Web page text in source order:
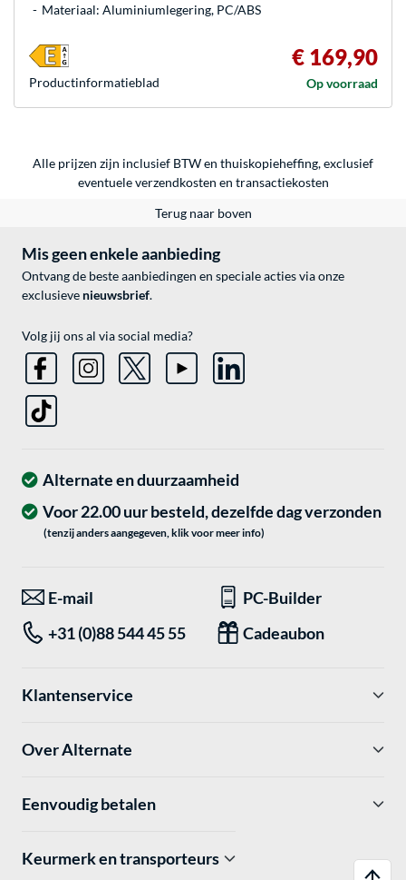
Materiaal: Aluminiumlegering, PC/ABS
€ 169,90
Op voorraad
Product­informatieblad
Alle prijzen zijn inclusief BTW en thuiskopieheffing, exclusief
eventueleverzendkosten en transactiekosten
Terug naar boven
Mis geen enkele aanbieding
Ontvang de beste aanbiedingen en speciale acties via onze
exclusieve nieuwsbrief.
Volg jij ons al via social media?
Alternate en duurzaamheid
Voor 22.00 uur besteld, dezelfde dag verzonden
(tenzij anders aangegeven, klik voor meer info)
E-mail
PC-Builder
+31 (0)88 544 45 55
Cadeaubon
Klantenservice
Over Alternate
Eenvoudig betalen
Keurmerk en transporteurs